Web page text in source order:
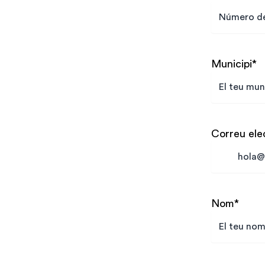
Municipi*
Correu
Nom*